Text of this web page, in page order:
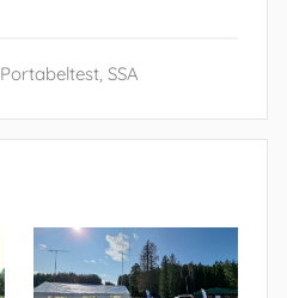
Portabeltest, SSA